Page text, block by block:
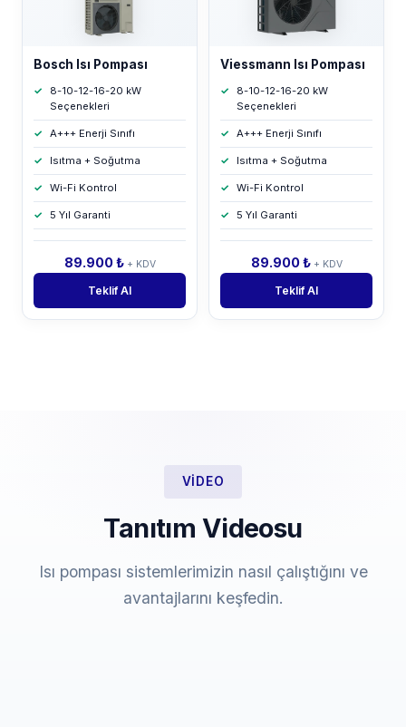
Bosch Isı Pompası
8-10-12-16-20 kW
Seçenekleri
A+++ Enerji Sınıfı
Isıtma + Soğutma
Wi-Fi Kontrol
5 Yıl Garanti
89.900 ₺ + KDV
Teklif Al
Viessmann Isı Pompası
8-10-12-16-20 kW
Seçenekleri
A+++ Enerji Sınıfı
Isıtma + Soğutma
Wi-Fi Kontrol
5 Yıl Garanti
89.900 ₺ + KDV
Teklif Al
VIDEO
Tanıtım Videosu
Isı pompası sistemlerimizin nasıl çalıştığını ve
avantajlarını keşfedin.